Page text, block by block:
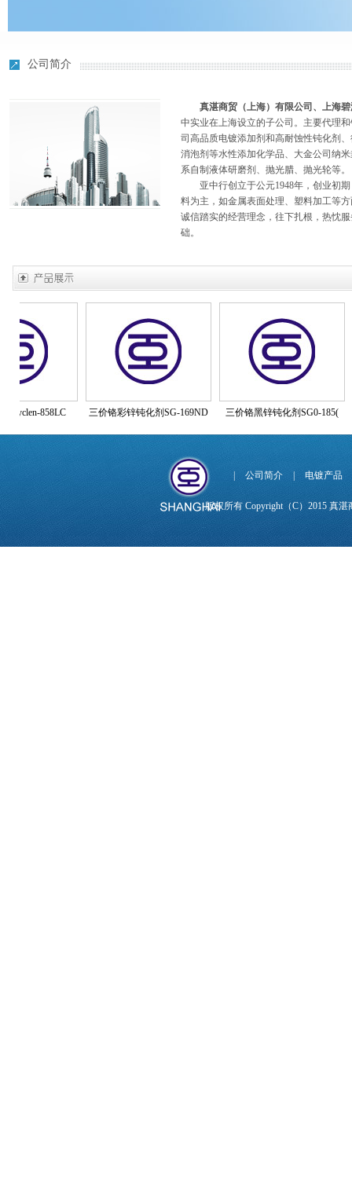
公司简介
真湛商贸（上海）有限公司、上海
中实业在上海设立的子公司。主要代理
司高品质电镀添加剂和高耐蚀性钝化剂
消泡剂等水性添加化学品、大金公司纳
系自制液体研磨剂、抛光腊、抛光轮等。
亚中行创立于公元1948年，创业初期
料为主，如金属表面处理、塑料加工等
诚信踏实的经营理念，往下扎根，热忱
础。
858LC 三价铬彩锌钝化剂SG-169ND 三价铬黑锌钝化剂SG0-185(
公司简介 电镀产品
版权所有 Copyright（C）2015 真